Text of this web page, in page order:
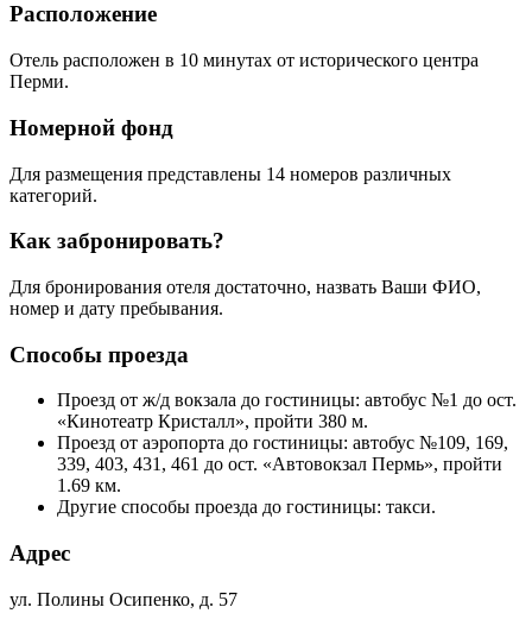
Расположение
Отель расположен в 10 минутах от исторического центра
Перми.
Номерной фонд
Для размещения представлены 14 номеров различных
категорий.
Как забронировать?
Для бронирования отеля достаточно, назвать Ваши ФИО,
номер и дату пребывания.
Способы проезда
Проезд от ж/д вокзала до гостиницы: автобус №1 до ост.
«Кинотеатр Кристалл», пройти 380 м.
Проезд от аэропорта до гостиницы: автобус №109, 169,
339, 403, 431, 461 до ост. «Автовокзал Пермь», пройти
1.69 км.
Другие способы проезда до гостиницы: такси.
Адрес
ул. Полины Осипенко, д. 57